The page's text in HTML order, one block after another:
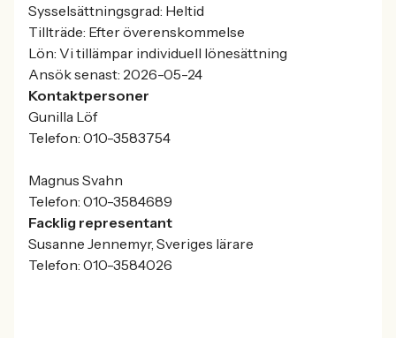
Sysselsättningsgrad: Heltid
Tillträde: Efter överenskommelse
Lön: Vi tillämpar individuell lönesättning
Ansök senast: 2026-05-24
Kontaktpersoner
Gunilla Löf
Telefon: 010-3583754
Magnus Svahn
Telefon: 010-3584689
Facklig representant
Susanne Jennemyr, Sveriges lärare
Telefon: 010-3584026